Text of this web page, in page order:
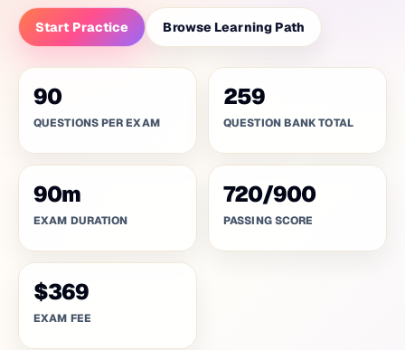
Start Practice Browse Learning Path
90
QUESTIONS PER EXAM
259
QUESTION BANK TOTAL
90m
EXAM DURATION
720/900
PASSING SCORE
$369
EXAM FEE